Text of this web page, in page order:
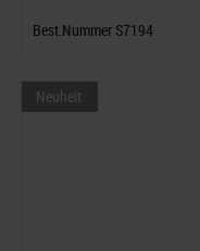
Best.Nummer S7194
Neuheit